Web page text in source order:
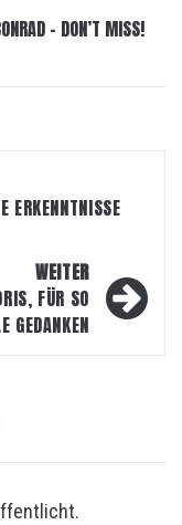
– DON’T MISS!
ERKENNTNISSE
WEITER
FÜR SO
GEDANKEN